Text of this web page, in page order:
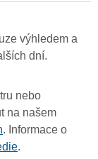
výhledem a
dní.
nebo
na našem
. Informace o
.